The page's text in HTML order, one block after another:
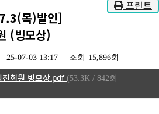
프린트
목)발인]
(빙모상)
25-07-03 13:17 조회 15,896회
진회원 빙모상.pdf (53.3K / 842회